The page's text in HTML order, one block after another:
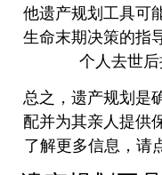
他遗产规划工具可
生命末期决策的指
个人去世后
总之，遗产规划是
配并为其亲人提供
了解更多信息，请